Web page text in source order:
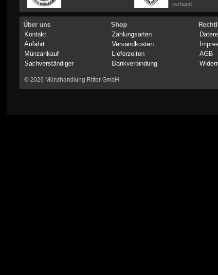
verband
Über uns
Kontakt
Anfahrt
Münzankauf
Sachverständiger
Shop
Zahlungsarten
Versandkosten
Lieferzeiten
Bankverbindung
AGB
© 2026 Münzhandlung Ritter GmbH